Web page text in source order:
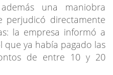
una maniobra
perjudicó directamente
la empresa informó a
ya había pagado las
de entre 10 y 20